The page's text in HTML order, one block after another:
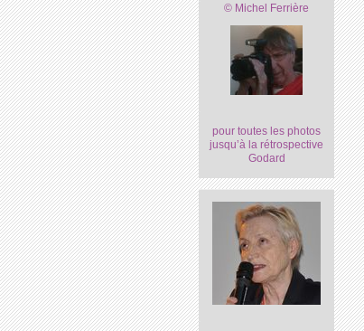
© Michel Ferrière
pour toutes les photos
jusqu’à la rétrospective
Godard